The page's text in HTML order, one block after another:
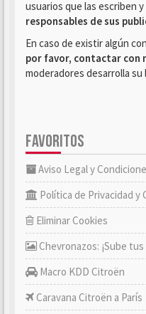
usuarios que las escriben y
responsables de sus
En caso de existir algún
por favor, contactar con
moderadores desarrolla
FAVORITOS
Aviso Legal y
Política de Privacidad y
Eliminar Cookies
Chevronazos: ¡Sube
Macro KDD Citroën
Caravana Citroën a París